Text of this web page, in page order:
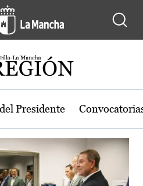
de Castilla-
Presidente